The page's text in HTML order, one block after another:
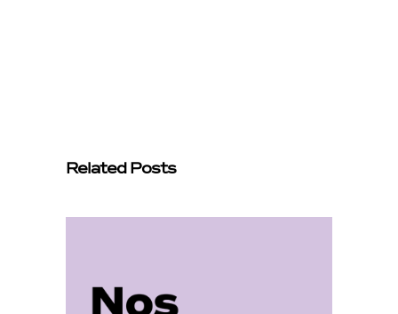
Related Posts